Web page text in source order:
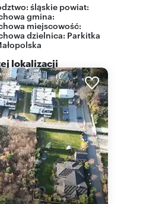
śląskie powiat:
gmina:
miejscowość:
dzielnica: Parkitka
lokalizacji